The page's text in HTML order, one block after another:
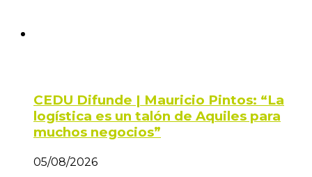
CEDU Difunde | Mauricio Pintos: “La
logística es un talón de Aquiles para
muchos negocios”
05/08/2026